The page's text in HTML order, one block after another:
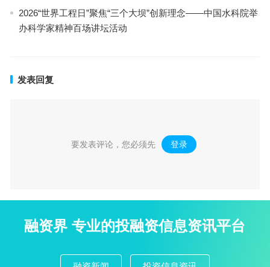
2026“世界工程日”聚焦“三个大坝”创新理念——中国水科院举
办科学家精神百场讲坛活动
发表回复
要发表评论，您必须先 登录 。
融资界 专业的投融资信息资讯平台